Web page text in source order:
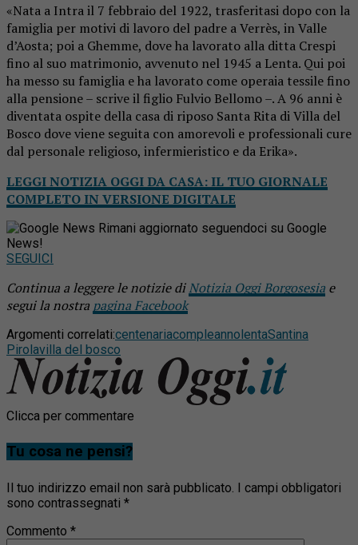
«Nata a Intra il 7 febbraio del 1922, trasferitasi dopo con la
famiglia per motivi di lavoro del padre a Verrès, in Valle
d’Aosta; poi a Ghemme, dove ha lavorato alla ditta Crespi
fino al suo matrimonio, avvenuto nel 1945 a Lenta. Qui poi
ha messo su famiglia e ha lavorato come operaia tessile fino
alla pensione – scrive il figlio Fulvio Bellomo –. A 96 anni è
diventata ospite della casa di riposo Santa Rita di Villa del
Bosco dove viene seguita con amorevoli e professionali cure
dal personale religioso, infermieristico e da Erika».
LEGGI NOTIZIA OGGI DA CASA: IL TUO GIORNALE
COMPLETO IN VERSIONE DIGITALE
Rimani aggiornato seguendoci su Google
News!
SEGUICI
Continua a leggere le notizie diNotizia Oggi Borgosesia e
segui la nostra pagina Facebook
Argomenti correlati:centenariacompleannolentaSantina
Pirolavilla del bosco
Clicca per commentare
Tu cosa ne pensi?
Il tuo indirizzo email non sarà pubblicato.
I campi obbligatori
sono contrassegnati *
Commento *